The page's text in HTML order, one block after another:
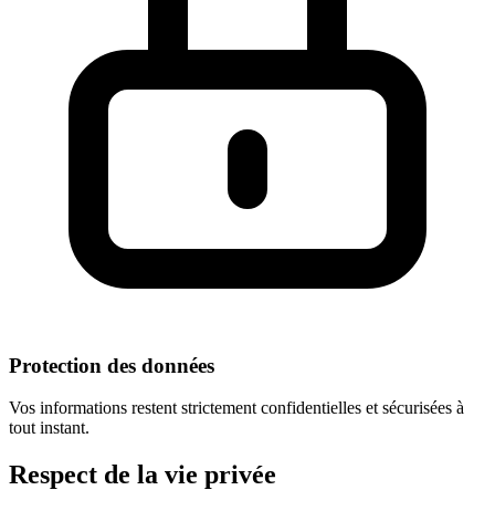
Protection des données
Vos informations restent strictement confidentielles et sécurisées à
tout instant.
Respect de la vie privée